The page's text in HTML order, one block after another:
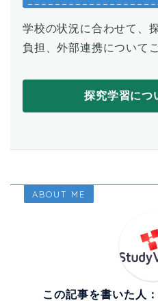
学校の状況に合わせて、
負担、外部連携について
探究学習につ
ABOUT ME
この記事を書いた人